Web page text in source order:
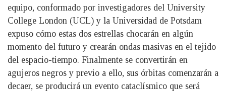
equipo, conformado por investigadores del University
College London (UCL) y la Universidad de Potsdam
expuso cómo estas dos estrellas chocarán en algún
momento del futuro y crearán ondas masivas en el tejido
del espacio-tiempo. Finalmente se convertirán en
agujeros negros y previo a ello, sus órbitas comenzarán a
decaer, se producirá un evento cataclísmico que será